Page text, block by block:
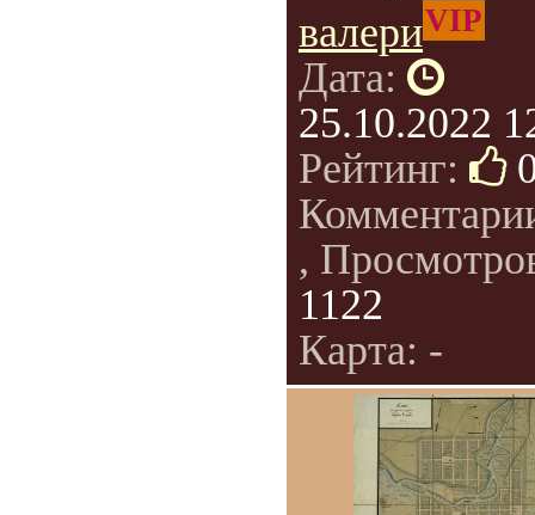
валериVIP
Дата:
25.10.2022
Рейтинг:
,
1122
Карта: -